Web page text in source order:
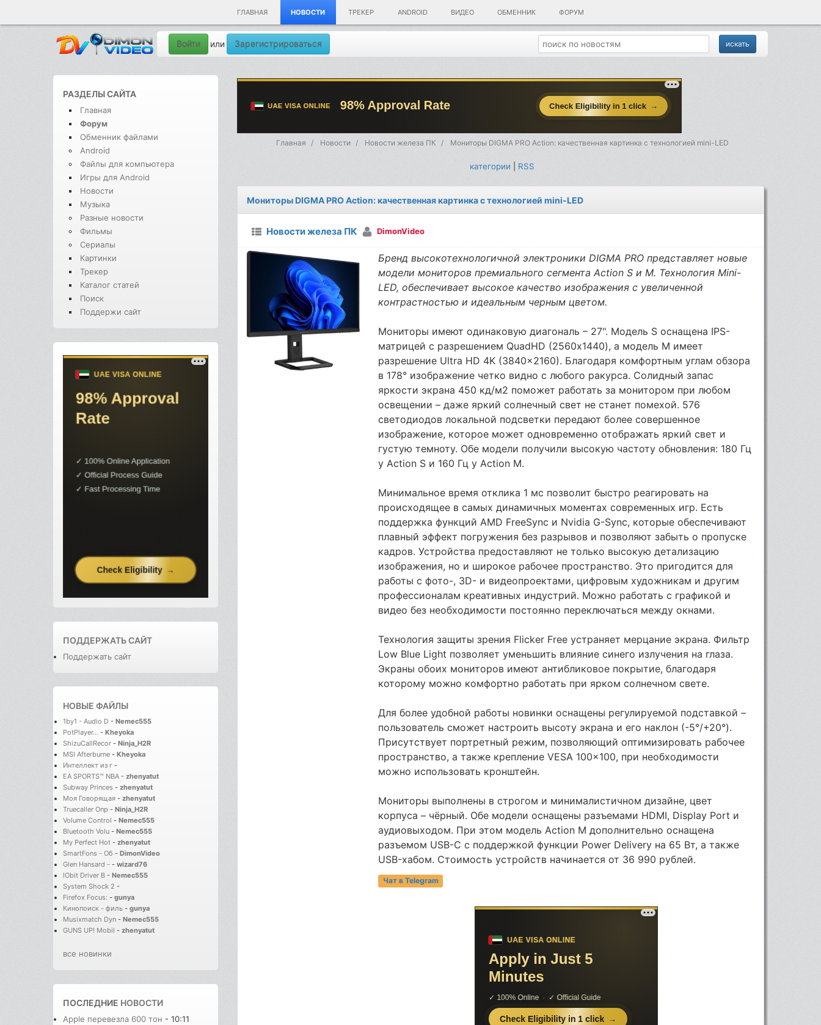
ГЛАВНАЯ НОВОСТИ ТРЕКЕР ANDROID ВИДЕО ОБМЕННИК ФОРУМ
Войти или Зарегистрироваться
РАЗДЕЛЫ САЙТА
Главная
Форум
Обменник файлами
Android
Файлы для компьютера
Игры для Android
Новости
Музыка
Разные новости
Фильмы
Сериалы
Картинки
Трекер
Каталог статей
Поиск
Поддержи сайт
ПОДДЕРЖАТЬ САЙТ
Поддержать сайт
НОВЫЕ ФАЙЛЫ
1by1 - Audio D - Nemec555
PotPlayer... - Kheyoka
ShizuCallRecor - Ninja_H2R
MSI Afterburne - Kheyoka
Интеллект из г -
EA SPORTS™ NBA - zhenyatut
Subway Princes - zhenyatut
Моя Говорящая - zhenyatut
Truecaller Опр - Ninja_H2R
Volume Control - Nemec555
Bluetooth Volu - Nemec555
My Perfect Hot - zhenyatut
SmartFons - Об - DimonVideo
Glen Hansard - - wizard76
IObit Driver B - Nemec555
System Shock 2 -
Firefox Focus: - gunya
Кинопоиск－филь - gunya
Musixmatch Dyn - Nemec555
GUNS UP! Mobil - zhenyatut
все новинки
ПОСЛЕДНИЕ НОВОСТИ
Apple перевезла 600 тон - 10:11
Главная Новости Новости железа ПК Мониторы DIGMA PRO Action: качественная картинка с технологией mini-LED
категории RSS
Мониторы DIGMA PRO Action: качественная картинка с технологией mini-LED
Новости железа ПК DimonVideo
Бренд высокотехнологичной электроники DIGMA PRO представляет новые
модели мониторов премиального сегмента Action S и М. Технология Mini-
LED, обеспечивает высокое качество изображения с увеличенной
контрастностью и идеальным черным цветом.
Мониторы имеют одинаковую диагональ – 27". Модель S оснащена IPS-
матрицей с разрешением QuadHD (2560х1440), а модель М имеет
разрешение Ultra HD 4K (3840x2160). Благодаря комфортным углам обзора
в 178° изображение четко видно с любого ракурса. Солидный запас
яркости экрана 450 кд/м2 поможет работать за монитором при любом
освещении – даже яркий солнечный свет не станет помехой. 576
светодиодов локальной подсветки передают более совершенное
изображение, которое может одновременно отображать яркий свет и
густую темноту. Обе модели получили высокую частоту обновления: 180 Гц
у Action S и 160 Гц у Action M.
Минимальное время отклика 1 мс позволит быстро реагировать на
происходящее в самых динамичных моментах современных игр. Есть
поддержка функций AMD FreeSync и Nvidia G-Sync, которые обеспечивают
плавный эффект погружения без разрывов и позволяют забыть о пропуске
кадров. Устройства предоставляют не только высокую детализацию
изображения, но и широкое рабочее пространство. Это пригодится для
работы с фото-, 3D- и видеопроектами, цифровым художникам и другим
профессионалам креативных индустрий. Можно работать с графикой и
видео без необходимости постоянно переключаться между окнами.
Технология защиты зрения Flicker Free устраняет мерцание экрана. Фильтр
Low Blue Light позволяет уменьшить влияние синего излучения на глаза.
Экраны обоих мониторов имеют антибликовое покрытие, благодаря
которому можно комфортно работать при ярком солнечном свете.
Для более удобной работы новинки оснащены регулируемой подставкой –
пользователь сможет настроить высоту экрана и его наклон (-5°/+20°).
Присутствует портретный режим, позволяющий оптимизировать рабочее
пространство, а также крепление VESA 100x100, при необходимости
можно использовать кронштейн.
Мониторы выполнены в строгом и минималистичном дизайне, цвет
корпуса – чёрный. Обе модели оснащены разъемами HDMI, Display Port и
аудиовыходом. При этом модель Action M дополнительно оснащена
разъемом USB-C c поддержкой функции Power Delivery на 65 Вт, а также
USB-хабом. Стоимость устройств начинается от 36 990 рублей.
Чат в Telegram